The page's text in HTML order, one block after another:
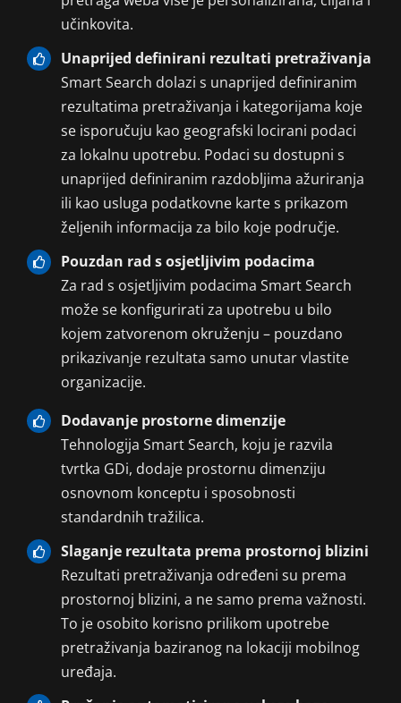
učinkovita.
Unaprijed definirani rezultati pretraživanja
Smart Search dolazi s unaprijed definiranim
rezultatima pretraživanja i kategorijama koje
se isporučuju kao geografski locirani podaci
za lokalnu upotrebu. Podaci su dostupni s
unaprijed definiranim razdobljima ažuriranja
ili kao usluga podatkovne karte s prikazom
željenih informacija za bilo koje područje.
Pouzdan rad s osjetljivim podacima
Za rad s osjetljivim podacima Smart Search
može se konfigurirati za upotrebu u bilo
kojem zatvorenom okruženju – pouzdano
prikazivanje rezultata samo unutar vlastite
organizacije.
Dodavanje prostorne dimenzije
Tehnologija Smart Search, koju je razvila
tvrtka GDi, dodaje prostornu dimenziju
osnovnom konceptu i sposobnosti
standardnih tražilica.
Slaganje rezultata prema prostornoj blizini
Rezultati pretraživanja određeni su prema
prostornoj blizini, a ne samo prema važnosti.
To je osobito korisno prilikom upotrebe
pretraživanja baziranog na lokaciji mobilnog
uređaja.